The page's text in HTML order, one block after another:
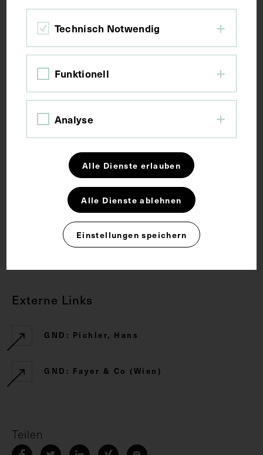
Bildmaß 13,1 x 8,3 cm
Kurzbeschreibung
Schlagwörter
Kieferchirurgie Zahnmedizin
CC BY-NC-SA 4.0
Externe Links
GND: Pichler, Hans
GND: Fayer & Co (Wien)
Teilen
Technisch Notwendig
Funktionell
Analyse
Alle Dienste erlauben
Alle Dienste ablehnen
Einstellungen speichern